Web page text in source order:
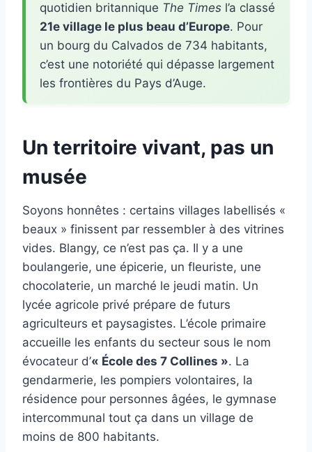
quotidien britannique The Times l’a classé
21e village le plus beau d’Europe. Pour
un bourg du Calvados de 734 habitants,
c’est une notoriété qui dépasse largement
les frontières du Pays d’Auge.
Un territoire vivant, pas un
musée
Soyons honnêtes : certains villages labellisés «
beaux » finissent par ressembler à des vitrines
vides. Blangy, ce n’est pas ça. Il y a une
boulangerie, une épicerie, un fleuriste, une
chocolaterie, un marché le jeudi matin. Un
lycée agricole privé prépare de futurs
agriculteurs et paysagistes. L’école primaire
accueille les enfants du secteur sous le nom
évocateur d’« École des 7 Collines ». La
gendarmerie, les pompiers volontaires, la
résidence pour personnes âgées, le gymnase
intercommunal tout ça dans un village de
moins de 800 habitants.